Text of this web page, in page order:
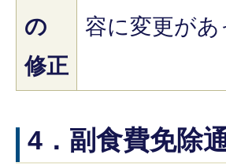
の
修正
容に変更があ
4．副食費免除